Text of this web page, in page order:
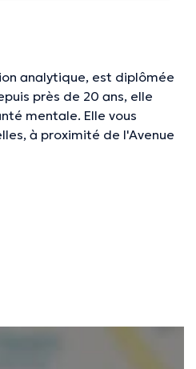
analytique, est diplômée
près de 20 ans, elle
mentale. Elle vous
à proximité de l'Avenue
vérifiées.